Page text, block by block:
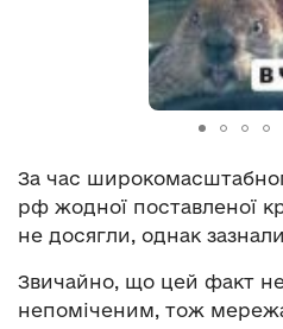
За час
рф жодної поставленої
не досягли, однак
Звичайно, що цей факт
непоміченим, тож